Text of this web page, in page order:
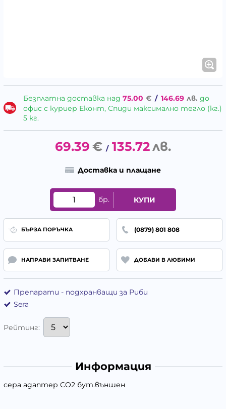
Безплатна доставка над 75.00 € / 146.69 лв. до
офис с куриер Еконт, Спиди максимално тегло (кг.)
5 кг.
69.39 € / 135.72лв.
Доставка и плащане
бр. КУПИ
БЪРЗА ПОРЪЧКА (0879) 801 808
НАПРАВИ ЗАПИТВАНЕ ДОБАВИ В ЛЮБИМИ
Препарати - подхранващи за Риби
Sera
Рейтинг:
Информация
сера адаптер CO2 бут.външен